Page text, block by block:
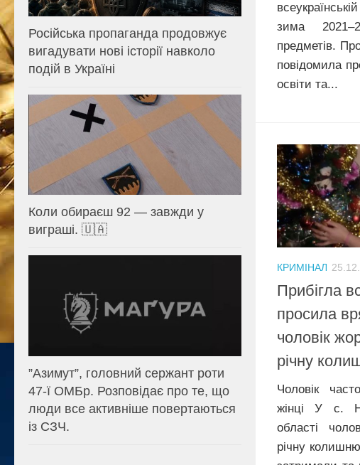
зима
предметів.
повідомила
освіти та...
КРИМІНАЛ
Прибігла
просила
чоловік
річну
Чоловік
жінці У с.
області
річну
Російська пропаганда продовжує
вигадувати нові історії навколо
подій в Україні
Коли обираєш 92 — завжди у
виграші. 🇺🇦
⁨”Азимут”, головний сержант роти
47-ї ОМБр. Розповідає про те, що
люди все активніше повертаються
із СЗЧ.